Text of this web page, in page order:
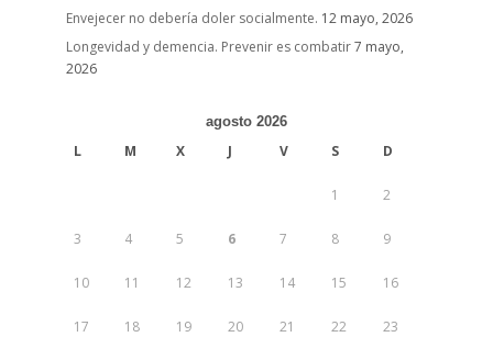
Envejecer no debería doler socialmente. 12 mayo, 2026
Longevidad y demencia. Prevenir es combatir7 mayo,
2026
agosto 2026
L M X J V S D
1 2
3 4 5 6 7 8 9
10 11 12 13 14 15 16
17 18 19 20 21 22 23